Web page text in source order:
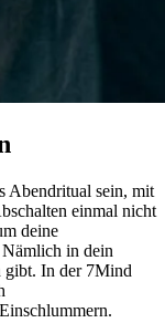
Abendritual sein, mit
einmal nicht
deine
in dein
gibt. In der 7Mind